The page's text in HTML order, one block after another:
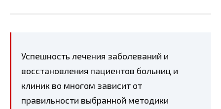
Успешность лечения заболеваний и
восстановления пациентов больниц и
клиник во многом зависит от
правильности выбранной методики